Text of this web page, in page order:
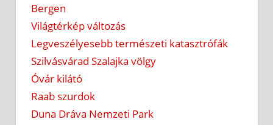
Bergen
Világtérkép változás
Legveszélyesebb természeti katasztrófák
Szilvásvárad Szalajka völgy
Óvár kilátó
Raab szurdok
Duna Dráva Nemzeti Park